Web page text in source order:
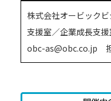
株式会社オービック
支援室／企業成長支援
obc-as@obc.co.jp